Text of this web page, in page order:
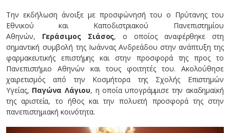
Την εκδήλωση άνοιξε με προσφώνησή του ο Πρύτανης του
Εθνικού και Καποδιστριακού Πανεπιστημίου
Αθηνών, Γεράσιμος Σιάσος, ο οποίος αναφέρθηκε στη
σημαντική συμβολή της Ιωάννας Ανδρεάδου στην ανάπτυξη της
φαρμακευτικής επιστήμης και στην προσφορά της προς το
Πανεπιστήμιο Αθηνών και τους φοιτητές του. Ακολούθησε
χαιρετισμός από την Κοσμήτορα της Σχολής Επιστημών
Υγείας, Παγώνα Λάγιου, η οποία υπογράμμισε την ακαδημαϊκή
της αριστεία, το ήθος και την πολυετή προσφορά της στην
πανεπιστημιακή κοινότητα.